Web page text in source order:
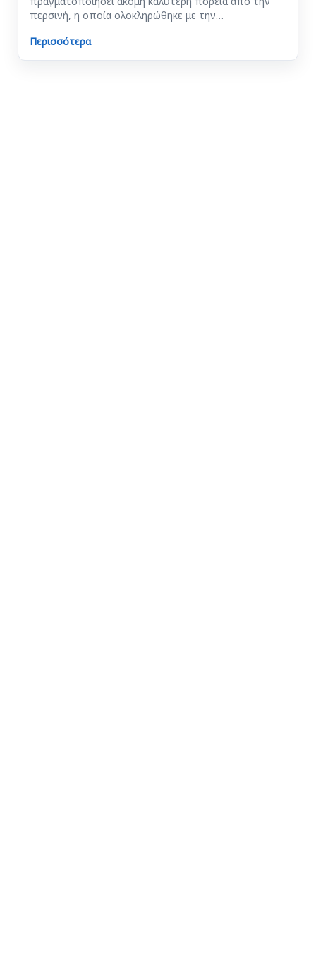
περσινή, η οποία ολοκληρώθηκε με την…
Περισσότερα